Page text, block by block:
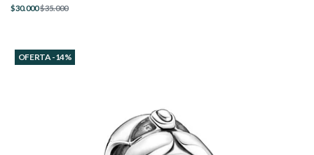
$30.000$35.000
OFERTA -14%